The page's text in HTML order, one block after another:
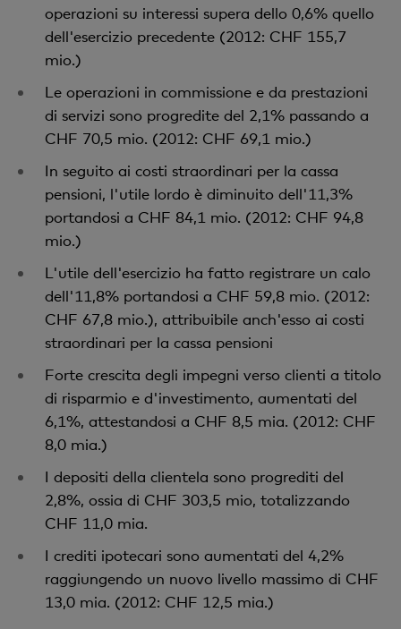
operazioni su interessi supera dello 0,6% quello
dell'esercizio precedente (2012: CHF 155,7
mio.)
Le operazioni in commissione e da prestazioni
di servizi sono progredite del 2,1% passando a
CHF 70,5 mio. (2012: CHF 69,1 mio.)
In seguito ai costi straordinari per la cassa
pensioni, l'utile lordo è diminuito dell'11,3%
portandosi a CHF 84,1 mio. (2012: CHF 94,8
mio.)
L'utile dell'esercizio ha fatto registrare un calo
dell'11,8% portandosi a CHF 59,8 mio. (2012:
CHF 67,8 mio.), attribuibile anch'esso ai costi
straordinari per la cassa pensioni
Forte crescita degli impegni verso clienti a titolo
di risparmio e d'investimento, aumentati del
6,1%, attestandosi a CHF 8,5 mia. (2012: CHF
8,0 mia.)
I depositi della clientela sono progrediti del
2,8%, ossia di CHF 303,5 mio, totalizzando
CHF 11,0 mia.
I crediti ipotecari sono aumentati del 4,2%
raggiungendo un nuovo livello massimo di CHF
13,0 mia. (2012: CHF 12,5 mia.)